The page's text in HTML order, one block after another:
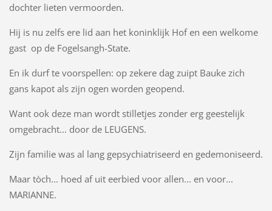
dochter lieten vermoorden.
Hij is nu zelfs ere lid aan het koninklijk Hof en een welkome
gast op de Fogelsangh-State.
En ik durf te voorspellen: op zekere dag zuipt Bauke zich
gans kapot als zijn ogen worden geopend.
Want ook deze man wordt stilletjes zonder erg geestelijk
omgebracht... door de LEUGENS.
Zijn familie was al lang gepsychiatriseerd en gedemoniseerd.
Maar tòch... hoed af uit eerbied voor allen... en voor...
MARIANNE.